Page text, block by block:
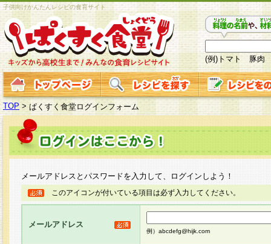
子供向けかんたんレシピの食育サイト
(例)トマト 豚肉
TOP > ぱくすく食堂ログインフォーム
メールアドレスとパスワードを入力して、ログインしよう！
このアイコンが付いている項目は必ず入力してください。
メールアドレス
例）abcdefg@hijk.com